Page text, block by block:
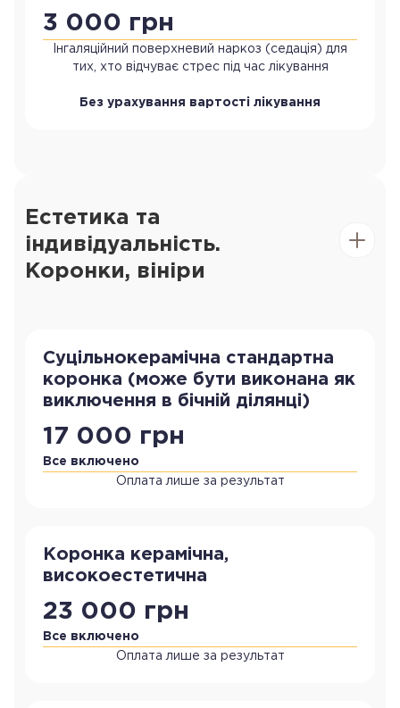
3 000 грн
Інгаляційний поверхневий наркоз (седація) для
тих, хто відчуває стрес під час лікування
Без урахування вартості лікування
Естетика та
індивідуальність.
Коронки, вініри
Суцільнокерамічна стандартна
коронка (може бути виконана як
виключення в бічній ділянці)
17 000 грн
Все включено
Оплата лише за результат
Коронка керамічна,
високоестетична
23 000 грн
Все включено
Оплата лише за результат